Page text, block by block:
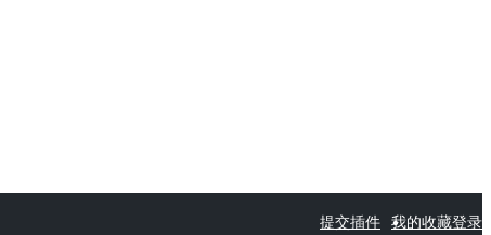
提交插件 我的收藏登录